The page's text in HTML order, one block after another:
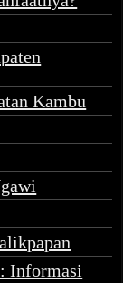
Kambu
Informasi